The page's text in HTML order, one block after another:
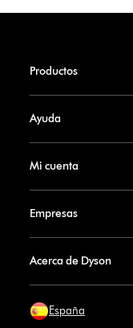
Productos
Ayuda
Mi cuenta
Empresas
Acerca de Dyson
España